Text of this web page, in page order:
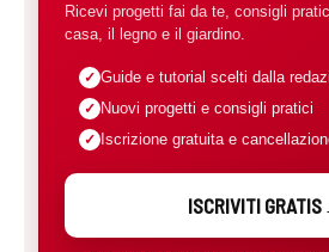
Ricevi progetti fai da te, consigli
casa, il legno e il giardino.
Guide e tutorial scelti dalla
Nuovi progetti e consigli pratici
Iscrizione gratuita e
ISCRIVITI GRATIS